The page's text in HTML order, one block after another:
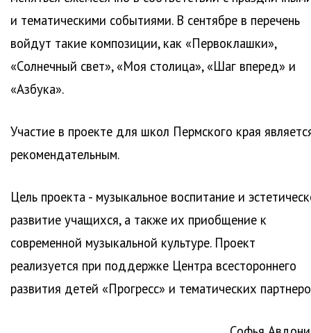
и тематическими событиями. В сентябре в перечень
войдут такие композиции, как «Первоклашки»,
«Солнечный свет», «Моя столица», «Шаг вперед» и
«Азбука».
Участие в проекте для школ Пермского края
рекомендательным.
Цель проекта - музыкальное воспитание и
развитие учащихся, а также их приобщение к
современной музыкальной культуре. Проект
реализуется при поддержке Центра всестороннего
развития детей «Прогресс» и тематических